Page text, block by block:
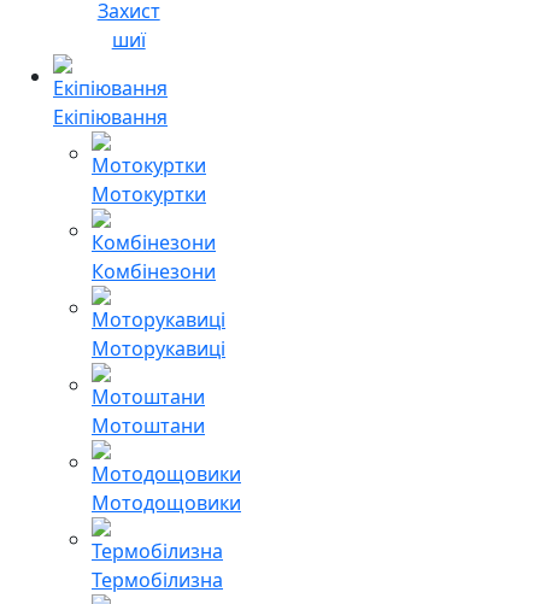
Захист
шиї
Екіпіювання
Мотокуртки
Комбінезони
Моторукавиці
Мотоштани
Мотодощовики
Термобілизна